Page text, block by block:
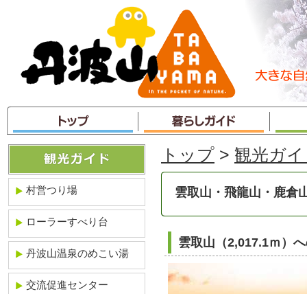
ャ
ン
プ
トップ > 観光ガ
雲取山・飛龍山・鹿倉
雲取山（2,017.1ｍ）
村営つり場
ローラーすべり台
丹波山温泉のめこい湯
交流促進センター